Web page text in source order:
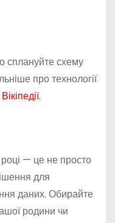
сплануйте схему
про технології
Вікіпедії.
— це не просто
для
даних. Обирайте
родини чи